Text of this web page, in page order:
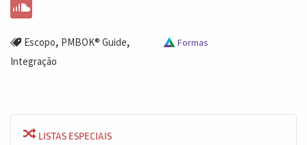
Escopo, PMBOK® Guide,
Integração
Formas
LISTAS ESPECIAIS